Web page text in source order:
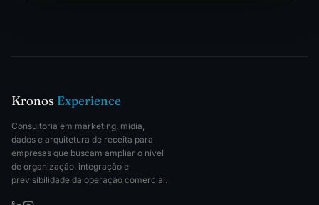
Kronos Experience
Consultoria em marketing, mídia,
dados e arquitetura de receita para
empresas que buscam ampliar o nível
de organização, integração e
previsibilidade da operação comercial.